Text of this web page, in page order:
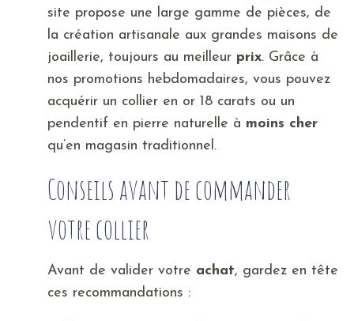
site propose une large gamme de pièces, de
la création artisanale aux grandes maisons de
joaillerie, toujours au meilleur prix. Grâce à
nos promotions hebdomadaires, vous pouvez
acquérir un collier en or 18 carats ou un
pendentif en pierre naturelle à moins cher
qu’en magasin traditionnel.
Conseils avant de commander
votre collier
Avant de valider votre achat, gardez en tête
ces recommandations :